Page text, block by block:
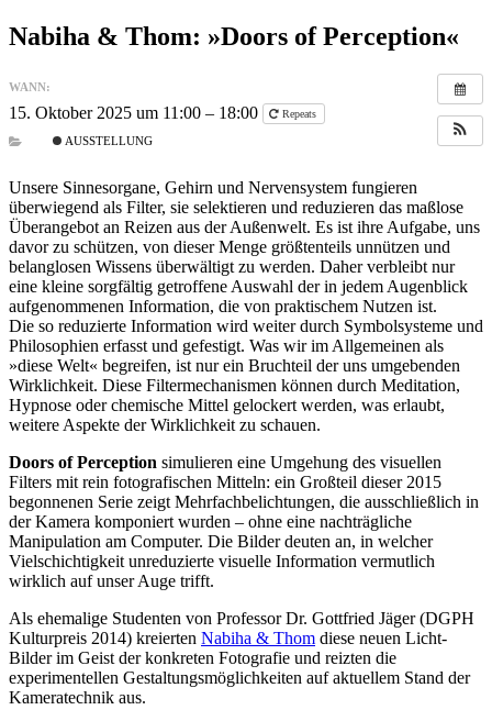
Nabiha & Thom: »Doors of Perception«
WANN:
15. Oktober 2025 um 11:00 – 18:00 Repeats
AUSSTELLUNG
Unsere Sinnesorgane, Gehirn und Nervensystem fungieren
überwiegend als Filter, sie selektieren und reduzieren das maßlose
Überangebot an Reizen aus der Außenwelt. Es ist ihre Aufgabe, uns
davor zu schützen, von dieser Menge größtenteils unnützen und
belanglosen Wissens überwältigt zu werden. Daher verbleibt nur
eine kleine sorgfältig getroffene Auswahl der in jedem Augenblick
aufgenommenen Information, die von praktischem Nutzen ist.
Die so reduzierte Information wird weiter durch Symbolsysteme und
Philosophien erfasst und gefestigt. Was wir im Allgemeinen als
»diese Welt« begreifen, ist nur ein Bruchteil der uns umgebenden
Wirklichkeit. Diese Filtermechanismen können durch Meditation,
Hypnose oder chemische Mittel gelockert werden, was erlaubt,
weitere Aspekte der Wirklichkeit zu schauen.
Doors of Perception simulieren eine Umgehung des visuellen
Filters mit rein fotografischen Mitteln: ein Großteil dieser 2015
begonnenen Serie zeigt Mehrfachbelichtungen, die ausschließlich in
der Kamera komponiert wurden – ohne eine nachträgliche
Manipulation am Computer. Die Bilder deuten an, in welcher
Vielschichtigkeit unreduzierte visuelle Information vermutlich
wirklich auf unser Auge trifft.
Als ehemalige Studenten von Professor Dr. Gottfried Jäger (DGPH
Kulturpreis 2014) kreierten Nabiha & Thom diese neuen Licht-
Bilder im Geist der konkreten Fotografie und reizten die
experimentellen Gestaltungsmöglichkeiten auf aktuellem Stand der
Kameratechnik aus.